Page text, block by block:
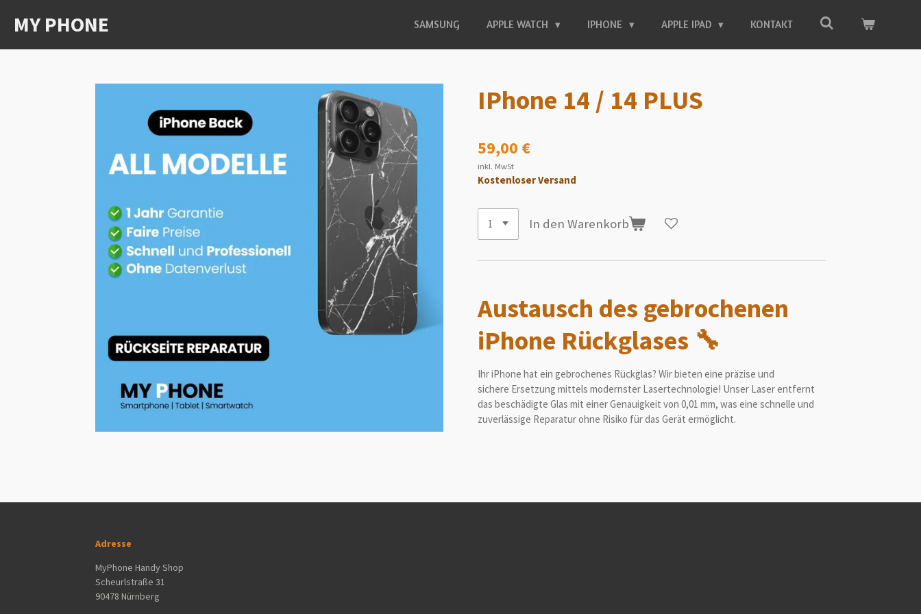
Hauptinhalt
MY PHONE SAMSUNG APPLE WATCH IPHONE APPLE IPAD KONTAKT
IPhone 14 / 14 PLUS
59,00 €
inkl. MwSt
Kostenloser Versand
In den Warenkorb
Austausch des gebrochenen
iPhone Rückglases 🔧
Ihr iPhone hat ein gebrochenes Rückglas? Wir bieten eine präzise und
sichere Ersetzung mittels modernster Lasertechnologie! Unser Laser entfernt
das beschädigte Glas mit einer Genauigkeit von 0,01 mm, was eine schnelle und
zuverlässige Reparaturohne Risiko für das Gerät ermöglicht.
Adresse
MyPhone Handy Shop
Scheurlstraße 31
90478 Nürnberg